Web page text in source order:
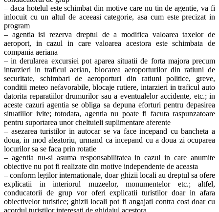
– daca hotelul este schimbat din motive care nu tin de agentie, va fi
inlocuit cu un altul de aceeasi categorie, asa cum este precizat in
program
– agentia isi rezerva dreptul de a modifica valoarea taxelor de
aeroport, in cazul in care valoarea acestora este schimbata de
compania aeriana
– in derularea excursiei pot aparea situatii de forta majora precum
intarzieri in traficul aerian, blocarea aeroporturilor din ratiuni de
securitate, schimbari de aeroporturi din ratiuni politice, greve,
conditii meteo nefavorabile, blocaje rutiere, intarzieri in traficul auto
datorita reparatiilor drumurilor sau a eventualelor accidente, etc.; in
aceste cazuri agentia se obliga sa depuna eforturi pentru depasirea
situatiilor ivite; totodata, agentia nu poate fi facuta raspunzatoare
pentru suportarea unor cheltuieli suplimentare aferente
– asezarea turistilor in autocar se va face incepand cu bancheta a
doua, in mod aleatoriu, urmand ca incepand cu a doua zi ocuparea
locurilor sa se faca prin rotatie
– agentia nu-si asuma responsabilitatea in cazul in care anumite
obiective nu pot fi realizate din motive independente de aceasta
– conform legilor internationale, doar ghizii locali au dreptul sa ofere
explicatii in interiorul muzeelor, monumentelor etc.; altfel,
conducatorii de grup vor oferi explicatii turistilor doar in afara
obiectivelor turistice; ghizii locali pot fi angajati contra cost doar cu